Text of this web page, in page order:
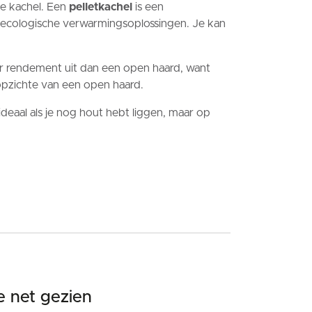
kachel. Een pelletkachel is een
verwarmingsoplossingen. Je kan
uit dan een open haard, want
van een open haard.
als je nog hout hebt liggen, maar op
net gezien